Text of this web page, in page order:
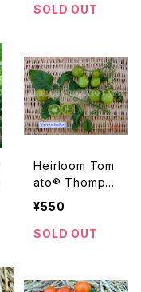
ト・グリーン・グ
SOLD OUT
Heirloom Tom
ato® Thomps
on Seedless
ム・トマト・トンプ
¥550
SOLD OUT